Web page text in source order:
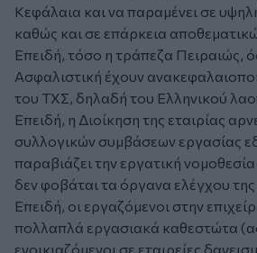
Κεφάλαια και να παραμένει σε
καθώς και σε επάρκεια
Επειδή, τόσο η τράπεζα Πειραιώς,
Ασφαλιστική έχουν
του ΤΧΣ, δηλαδή του Ελληνικού
Επειδή, η Διοίκηση της εταιρίας
συλλογικών συμβάσεων εργασίας
παραβιάζει την εργατική
δεν φοβάται τα όργανα ελέγχου της
Επειδή, οι εργαζόμενοι στην
πολλαπλά εργασιακά καθεστώτα
ενοικιαζόμενοι σε εταιρείες